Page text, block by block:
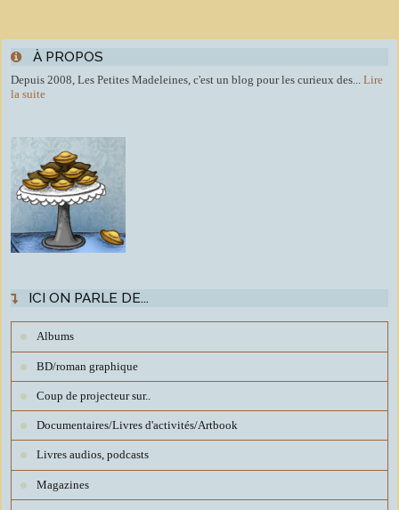
À PROPOS
Depuis 2008, Les Petites Madeleines, c'est un blog pour les curieux des...
Lire
la suite
ICI ON PARLE DE...
Albums
BD/roman graphique
Coup de projecteur sur..
Documentaires/Livres d'activités/Artbook
Livres audios, podcasts
Magazines